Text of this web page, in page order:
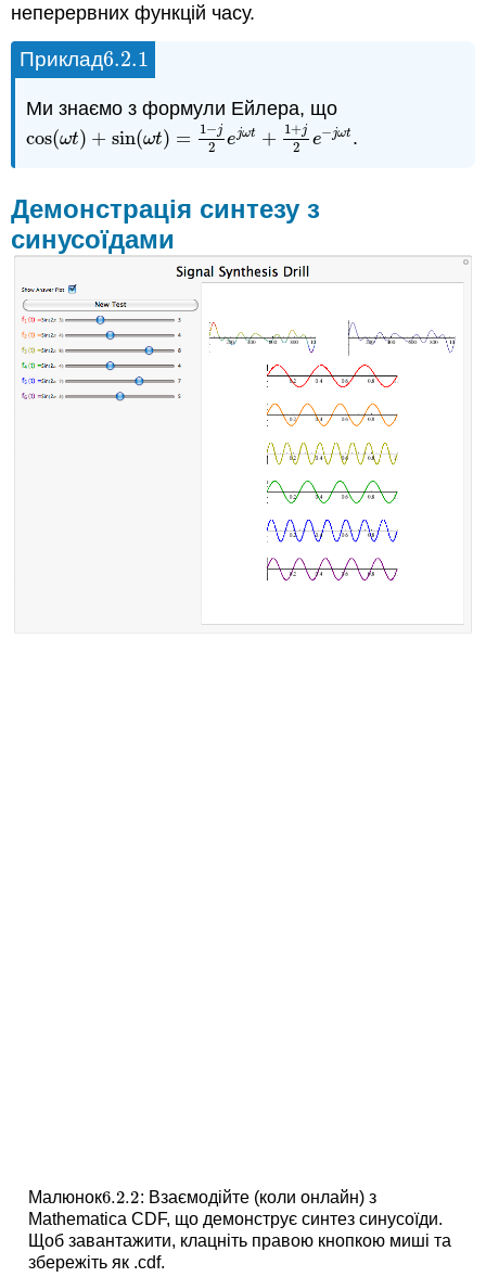
неперервних функцій часу.
Приклад6.2.1
6.2.1
Ми знаємо з формули Ейлера, що
cos(ωt) + sin(ωt) = 1−j
2 ejωt + 1+j
2 e−jωt
cos(ωt) +sin(ωt)= 1− j2ejωt+ 1+ j2e−jωt .
Демонстрація синтезу з
синусоїдами
Малюнок6.2.2
6.2.2: Взаємодійте (коли онлайн) з
Mathematica CDF, що демонструє синтез синусоїди.
Щоб завантажити, клацніть правою кнопкою миші та
збережіть як .cdf.